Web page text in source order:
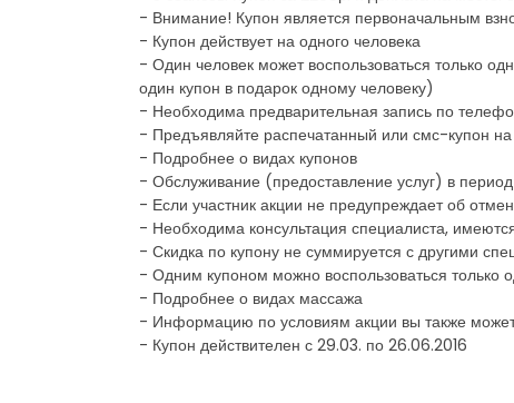
- Внимание! Купон является первоначальным
- Купон действует на одного человека
- Один человек может воспользоваться только
один купон в подарок одному человеку)
- Необходима предварительная запись по
- Предъявляйте распечатанный или смс-купон
- Подробнее о видах купонов
- Обслуживание (предоставление услуг) в
- Если участник акции не предупреждает об
- Необходима консультация специалиста,
- Скидка по купону не суммируется с другими
- Одним купоном можно воспользоваться только
- Подробнее о видах массажа
- Информацию по условиям акции вы также
- Купон действителен с 29.03. по 26.06.2016